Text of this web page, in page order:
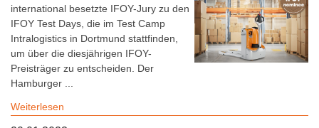
international besetzte IFOY-Jury zu den
IFOY Test Days, die im Test Camp
Intralogistics in Dortmund stattfinden,
um über die diesjährigen IFOY-
Preisträger zu entscheiden. Der
Hamburger ...
Weiterlesen